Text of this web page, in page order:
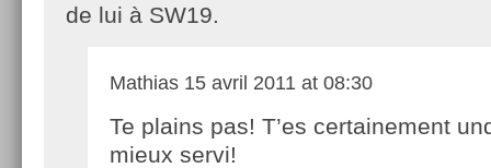
de lui à SW19.
Mathias 15 avril 2011 at 08:30
Te plains pas! T’es certainement
mieux servi!